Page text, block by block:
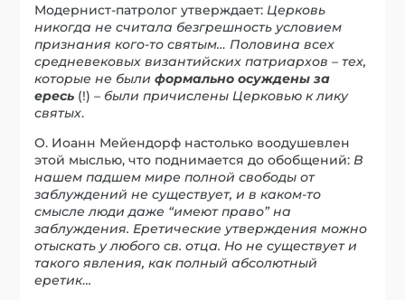
Модернист-патролог утверждает: Церковь
никогда не считала безгрешность условием
признания кого-то святым… Половина всех
средневековых византийских патриархов – тех,
которые не былиформально осуждены за
ересь (!)– были причислены Церковью к лику
святых.
О. Иоанн Мейендорф настолько воодушевлен
этой мыслью, что поднимается до обобщений:В
нашем падшем мире полной свободы от
заблуждений не существует, и в каком-то
смысле люди даже “имеют право” на
заблуждения. Еретические утверждения можно
отыскать у любого св. отца. Но не существует и
такого явления, как полный абсолютный
еретик…